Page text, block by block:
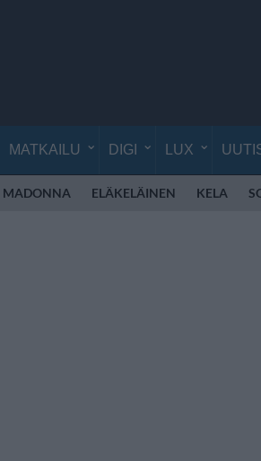
MATKAILU DIGI LUX
MADONNA ELÄKELÄINEN KELA